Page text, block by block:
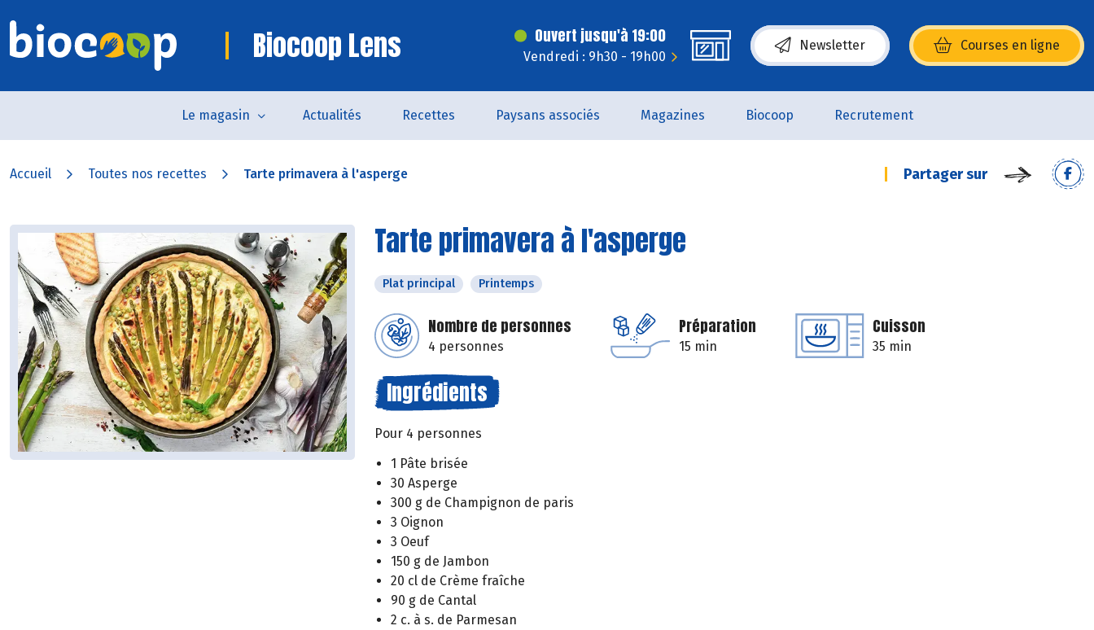
Biocoop Lens Ouvert jusqu'à 19:00
Vendredi : 9h30 - 19h00
Newsletter Courses en ligne
(s’ouvre dans une nouvelle fenêtre)
Le magasin Actualités Recettes Paysans associés Magazines Biocoop Recrutement
Accueil Toutes nos recettes Tarte primavera à l'asperge Partager sur
Tarte primavera à l'asperge
Plat principal Printemps
Nombre de personnes
4 personnes
Préparation
15 min
Cuisson
35 min
Ingrédients
Pour 4 personnes
1 Pâte brisée
30 Asperge
300 g de Champignon de paris
3 Oignon
3 Oeuf
150 g de Jambon
20 cl de Crème fraîche
90 g de Cantal
2 c. à s. de Parmesan